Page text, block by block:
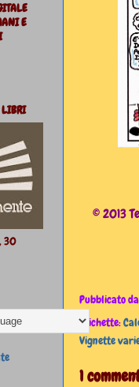
© 2013
Pubblicato da
Etichette:
Vignette
1
E
LIBRI
30